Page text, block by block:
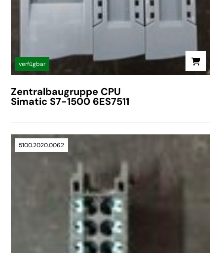
verfügbar
Zentralbaugruppe CPU
Simatic S7-1500 6ES7511
5100.2020.0062